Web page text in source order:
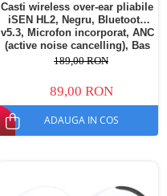
Casti wireless over-ear pliabile
iSEN HL2, Negru, Bluetooth
v5.3, Microfon incorporat, ANC
(active noise cancelling), Bas
stereo, 300mAh
189,00 RON
89,00 RON
ADAUGA IN COS